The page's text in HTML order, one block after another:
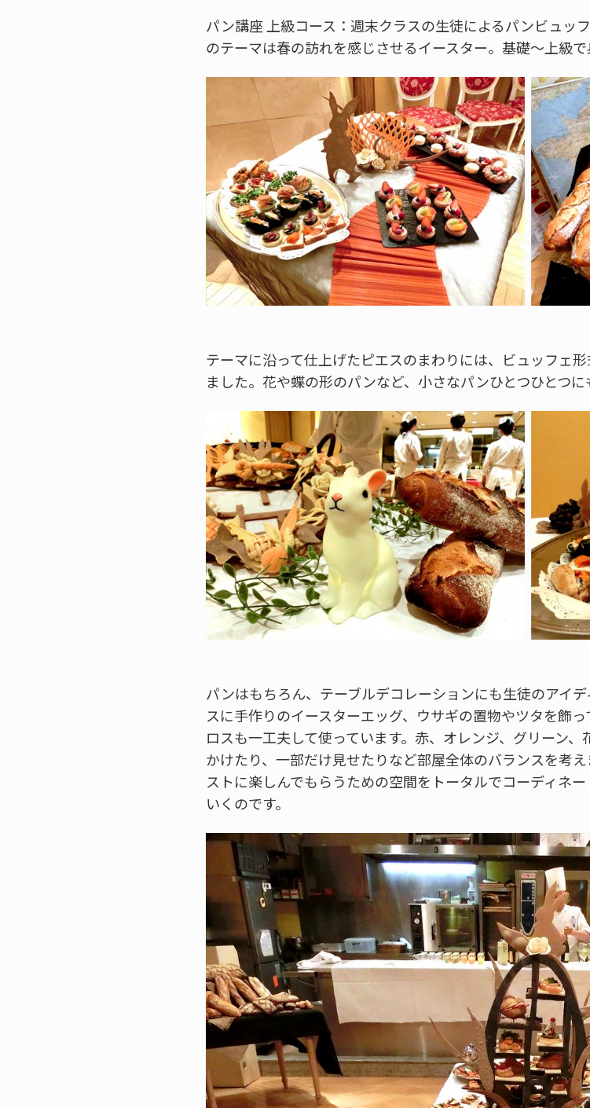
パン講座 上級コース：週末クラスの生徒によるパンビュッ
のテーマは春の訪れを感じさせるイースター。基礎～上級
テーマに沿って仕上げたピエスのまわりには、ビュッフェ
ました。花や蝶の形のパンなど、小さなパンひとつひとつに
パンはもちろん、テーブルデコレーションにも生徒のアイ
スに手作りのイースターエッグ、ウサギの置物やツタを飾
ロスも一工夫して使っています。赤、オレンジ、グリーン
かけたり、一部だけ見せたりなど部屋全体のバランスを考
ストに楽しんでもらうための空間をトータルでコーディネ
いくのです。